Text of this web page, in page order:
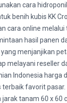
cara
benih kubis KK
cara online
hasil panen
menjanjikan
melayani reseller
Indonesia harga
terbaik favorit pasar.
tanam 60 x 60